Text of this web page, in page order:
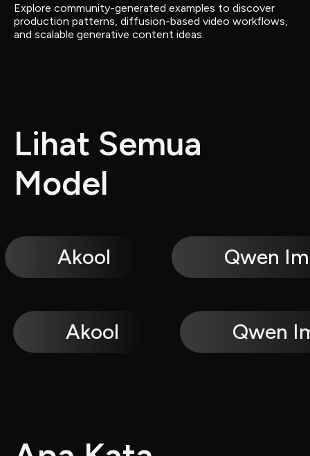
Explore community-generated examples to discover
production patterns, diffusion-based video workflows,
and scalable generative content ideas.
Lihat Semua
Model
Akool Qwen
Akool Qwen